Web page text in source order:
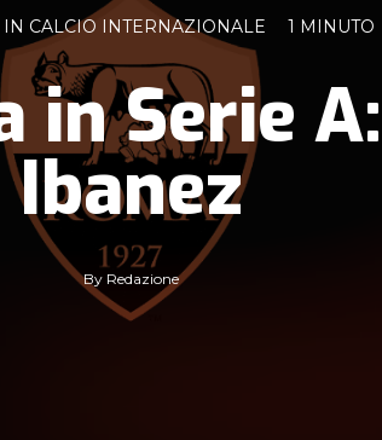
IN CALCIO INTERNAZIONALE 1 MINUTO
in Serie
Ibanez
By Redazione